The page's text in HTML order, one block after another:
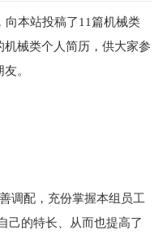
向本站投稿了11篇机械类
械类个人简历，供大家参
。
调配，充份掌握本组员工
己的特长、从而也提高了